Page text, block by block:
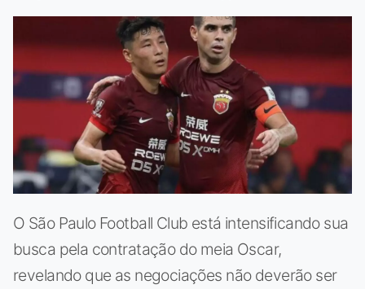
O São Paulo Football Club está intensificando sua
busca pela contratação do meia Oscar,
revelando que as negociações não deverão ser